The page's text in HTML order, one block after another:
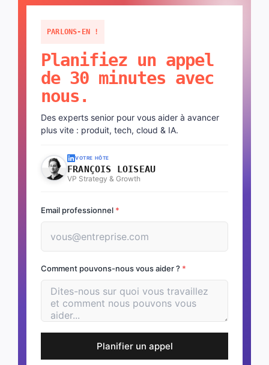
PARLONS-EN !
Planifiez un appel
de 30 minutes avec
nous.
Des experts senior pour vous aider à avancer
plus vite : produit, tech, cloud & IA.
VOTRE HÔTE
FRANÇOIS LOISEAU
VP Strategy & Growth
Email professionnel *
Comment pouvons-nous vous aider ? *
Planifier un appel